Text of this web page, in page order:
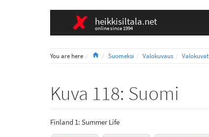
heikkisiltala.net
online since 1994
You are here HomeSuomeksi Valokuvaus Valokuvat
Kuva 118: Suomi
Finland 1: Summer Life